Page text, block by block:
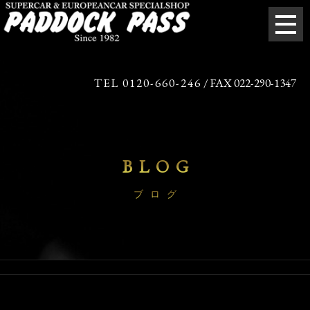
TEL 0120-660-246 / FAX 022-290-1347
BLOG
ブログ